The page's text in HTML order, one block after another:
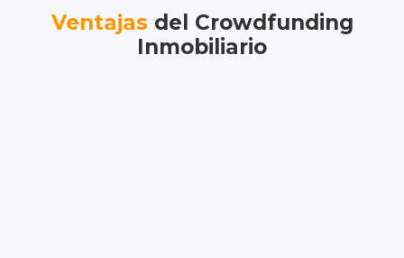
Ventajas del Crowdfunding
Inmobiliario